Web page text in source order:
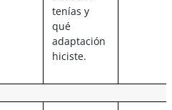
tenías y
qué
adaptación
hiciste.